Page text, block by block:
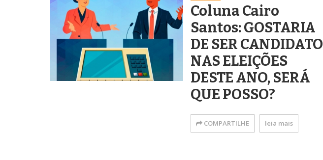
Coluna Cairo
Santos: GOSTARIA
DE SER CANDIDATO
NAS ELEIÇÕES
DESTE ANO, SERÁ
QUE POSSO?
COMPARTILHE leia mais